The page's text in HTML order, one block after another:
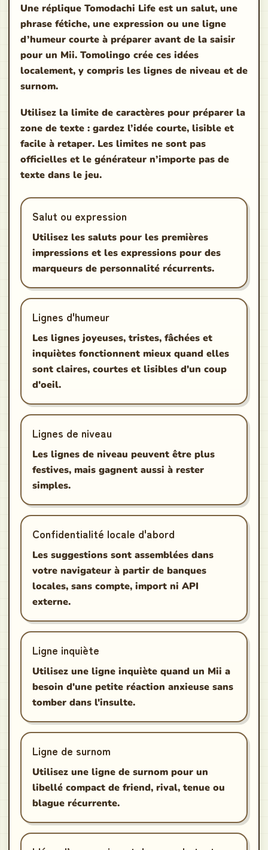
Une réplique Tomodachi Life est un salut, une
phrase fétiche, une expression ou une ligne
d’humeur courte à préparer avant de la saisir
pour un Mii. Tomolingo crée ces idées
localement, y compris les lignes de niveau et de
surnom.
Utilisez la limite de caractères pour préparer la
zone de texte : gardez l’idée courte, lisible et
facile à retaper. Les limites ne sont pas
officielles et le générateur n’importe pas de
texte dans le jeu.
Salut ou expression
Utilisez les saluts pour les premières
impressions et les expressions pour des
marqueurs de personnalité récurrents.
Lignes d'humeur
Les lignes joyeuses, tristes, fâchées et
inquiètes fonctionnent mieux quand elles
sont claires, courtes et lisibles d'un coup
d'oeil.
Lignes de niveau
Les lignes de niveau peuvent être plus
festives, mais gagnent aussi à rester
simples.
Confidentialité locale d'abord
Les suggestions sont assemblées dans
votre navigateur à partir de banques
locales, sans compte, import ni API
externe.
Ligne inquiète
Utilisez une ligne inquiète quand un Mii a
besoin d'une petite réaction anxieuse sans
tomber dans l'insulte.
Ligne de surnom
Utilisez une ligne de surnom pour un
libellé compact de friend, rival, tenue ou
blague récurrente.